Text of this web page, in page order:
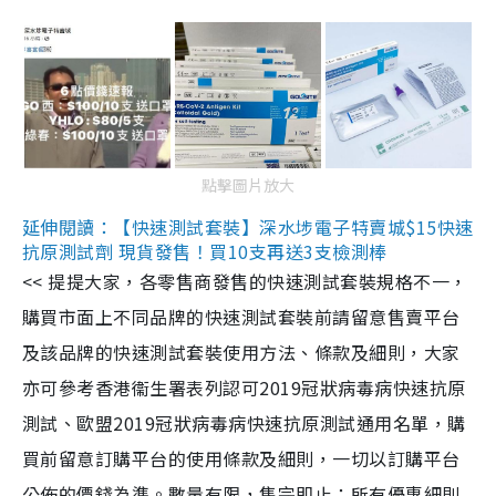
點擊圖片放大
延伸閱讀：【快速測試套裝】深水埗電子特賣城$15快速
抗原測試劑 現貨發售！買10支再送3支檢測棒
<< 提提大家，各零售商發售的快速測試套裝規格不一，
購買市面上不同品牌的快速測試套裝前請留意售賣平台
及該品牌的快速測試套裝使用方法、條款及細則，大家
亦可參考香港衞生署表列認可2019冠狀病毒病快速抗原
測試、歐盟2019冠狀病毒病快速抗原測試通用名單，購
買前留意訂購平台的使用條款及細則，一切以訂購平台